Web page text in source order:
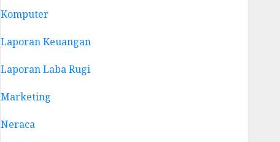
Komputer
Laporan Keuangan
Laporan Laba Rugi
Marketing
Neraca